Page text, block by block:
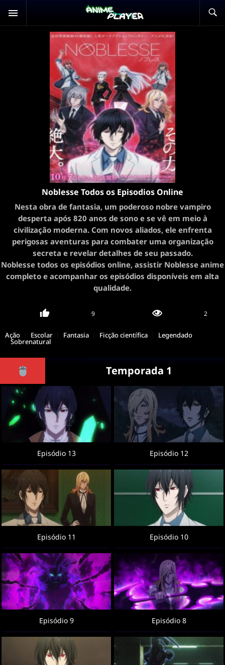
Noblesse Todos os Episodios Online
Nesta obra de fantasia, um poderoso nobre vampiro
desperta após 820 anos de sono e se vê em meio à
civilização moderna. Com novos aliados, ele enfrenta
perigosas aventuras para combater uma organização
secreta e revelar detalhes de seu passado.
Noblesse todos os episódios online, assistir Noblesse anime
completo e acompanhar os episódios disponíveis em alta
qualidade.
9 2
Ação Escolar Fantasia Ficção científica Legendado
Sobrenatural
Temporada 1
Episódio 13 Episódio 12
Episódio 11 Episódio 10
Episódio 9 Episódio 8